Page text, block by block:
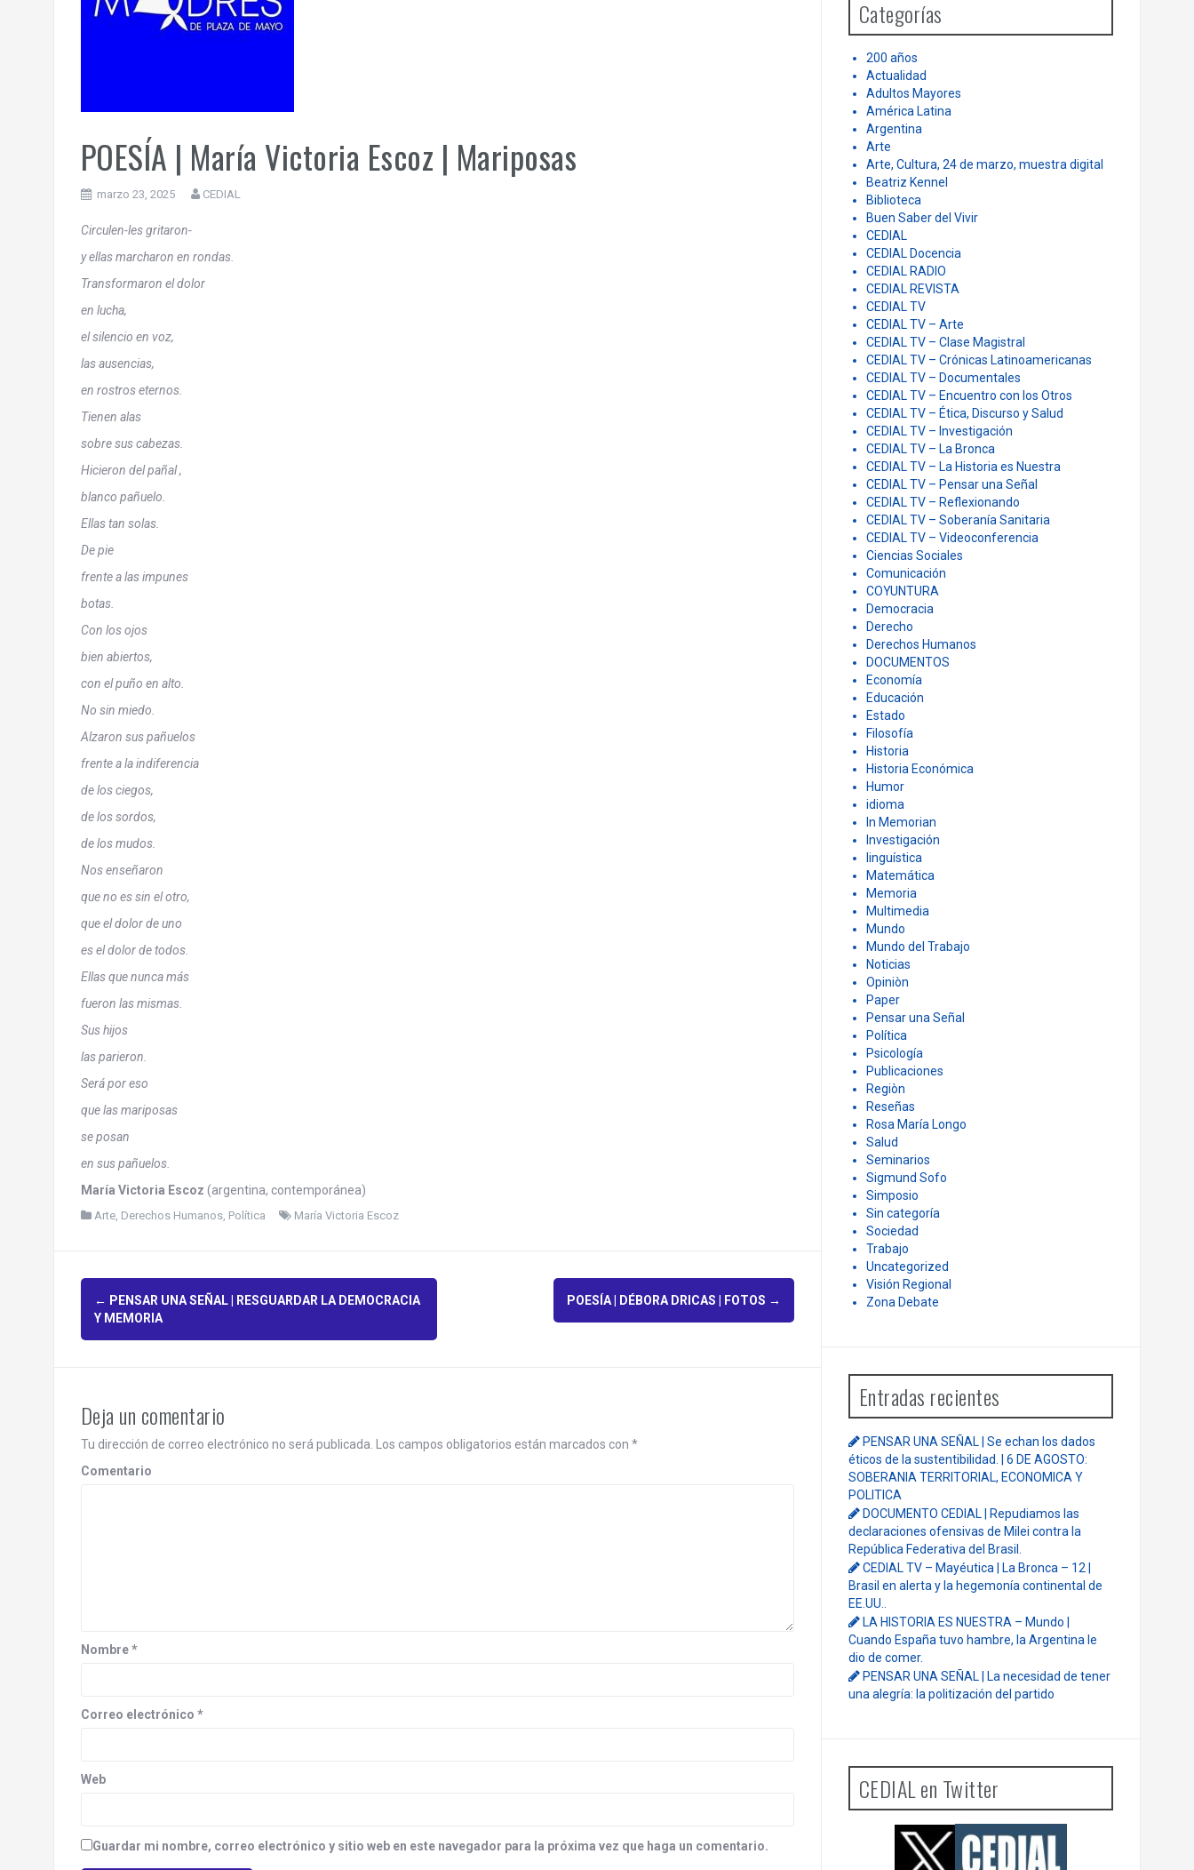
POESÍA | María Victoria Escoz | Mariposas
marzo 23, 2025 CEDIAL
Circulen-les gritaron-
y ellas marcharon en rondas.
Transformaron el dolor
en lucha,
el silencio en voz,
las ausencias,
en rostros eternos.
Tienen alas
sobre sus cabezas.
Hicieron del pañal ,
blanco pañuelo.
Ellas tan solas.
De pie
frente a las impunes
botas.
Con los ojos
bien abiertos,
con el puño en alto.
No sin miedo.
Alzaron sus pañuelos
frente a la indiferencia
de los ciegos,
de los sordos,
de los mudos.
Nos enseñaron
que no es sin el otro,
que el dolor de uno
es el dolor de todos.
Ellas que nunca más
fueron las mismas.
Sus hijos
las parieron.
Será por eso
que las mariposas
se posan
en sus pañuelos.
María Victoria Escoz (argentina, contemporánea)
Arte, Derechos Humanos, Política María Victoria Escoz
P
o
t
n
a
t
o
n
← PENSAR UNA SEÑAL | RESGUARDAR LA DEMOCRACIA
Y MEMORIA
POESÍA | DÉBORA DRICAS | FOTOS →
Deja un comentario
Tu dirección de correo electrónico no será publicada. Los campos obligatorios están marcados con *
Comentario
Nombre*
Correo electrónico *
Web
Guardar mi nombre, correo electrónico y sitio web en este navegador para la próxima vez que haga un comentario.
o
Categorías
200 años
Actualidad
Adultos Mayores
América Latina
Argentina
Arte
Arte, Cultura, 24 de marzo, muestra digital
Beatriz Kennel
Biblioteca
Buen Saber del Vivir
CEDIAL
CEDIAL Docencia
CEDIAL RADIO
CEDIAL REVISTA
CEDIAL TV
CEDIAL TV – Arte
CEDIAL TV – Clase Magistral
CEDIAL TV – Crónicas Latinoamericanas
CEDIAL TV – Documentales
CEDIAL TV – Encuentro con los Otros
CEDIAL TV – Ética, Discurso y Salud
CEDIAL TV – Investigación
CEDIAL TV – La Bronca
CEDIAL TV – La Historia es Nuestra
CEDIAL TV – Pensar una Señal
CEDIAL TV – Reflexionando
CEDIAL TV – Soberanía Sanitaria
CEDIAL TV – Videoconferencia
Ciencias Sociales
Comunicación
COYUNTURA
Democracia
Derecho
Derechos Humanos
DOCUMENTOS
Economía
Educación
Estado
Filosofía
Historia
Historia Económica
Humor
idioma
In Memorian
Investigación
linguística
Matemática
Memoria
Multimedia
Mundo
Mundo del Trabajo
Noticias
Opiniòn
Paper
Pensar una Señal
Política
Psicología
Publicaciones
Regiòn
Reseñas
Rosa María Longo
Salud
Seminarios
Sigmund Sofo
Simposio
Sin categoría
Sociedad
Trabajo
Uncategorized
Visión Regional
Zona Debate
Entradas recientes
PENSAR UNA SEÑAL | Se echan los dados
éticos de la sustentibilidad. | 6 DE AGOSTO:
SOBERANIA TERRITORIAL, ECONOMICA Y
POLITICA
DOCUMENTO CEDIAL | Repudiamos las
declaraciones ofensivas de Milei contra la
República Federativa del Brasil.
CEDIAL TV – Mayéutica | La Bronca – 12 |
Brasil en alerta y la hegemonía continental de
EE.UU..
LA HISTORIA ES NUESTRA – Mundo |
Cuando España tuvo hambre, la Argentina le
dio de comer.
PENSAR UNA SEÑAL | La necesidad de tener
una alegría: la politización del partido
CEDIAL en Twitter